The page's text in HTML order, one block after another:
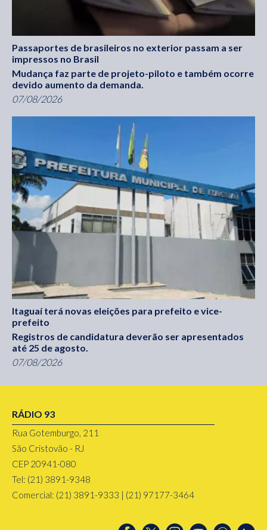
Passaportes de brasileiros no exterior passam a ser
impressos no Brasil
Mudança faz parte de projeto-piloto e também ocorre
devido aumento da demanda.
07/08/2026
Itaguaí terá novas eleições para prefeito e vice-
prefeito
Registros de candidatura deverão ser apresentados
até 25 de agosto.
07/08/2026
RÁDIO 93
Rua Gotemburgo, 211
São Cristovão - RJ
CEP 20941-080
Tel: (21) 3891-9348
Comercial: (21) 3891-9333 | (21) 97177-3464